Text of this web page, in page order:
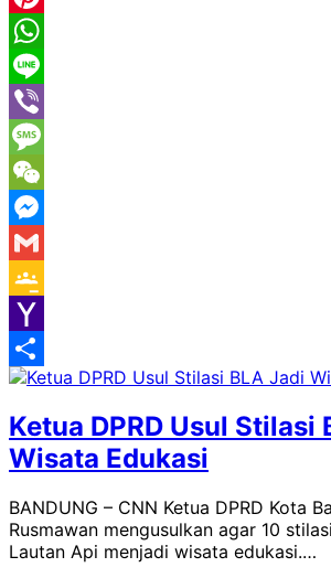
Pinterest
WhatsApp
Line
Viber
Message
WeChat
Messenger
Gmail
Google
Classroom
Yahoo
Mail
Share
Ketua DPRD Usul Stilasi
Wisata Edukasi
BANDUNG – CNN Ketua DPRD Kota
Rusmawan mengusulkan agar 10
Lautan Api menjadi wisata edukasi.…